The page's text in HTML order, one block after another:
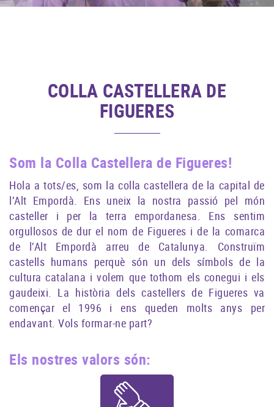
COLLA CASTELLERA DE
FIGUERES
Som la Colla Castellera de Figueres!
Hola a tots/es, som la colla castellera de la capital de
l’Alt Empordà. Ens uneix la nostra passió pel món
casteller i per la terra empordanesa. Ens sentim
orgullosos de dur el nom de Figueres i de la comarca
de l’Alt Empordà arreu de Catalunya. Construïm
castells humans perquè són un dels símbols de la
cultura catalana i volem que tothom els conegui i els
gaudeixi. La història dels castellers de Figueres va
començar el 1996 i ens queden molts anys per
endavant. Vols formar-ne part?
Els nostres valors són: